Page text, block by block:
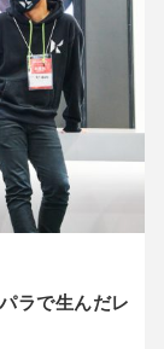
ラで生んだレ